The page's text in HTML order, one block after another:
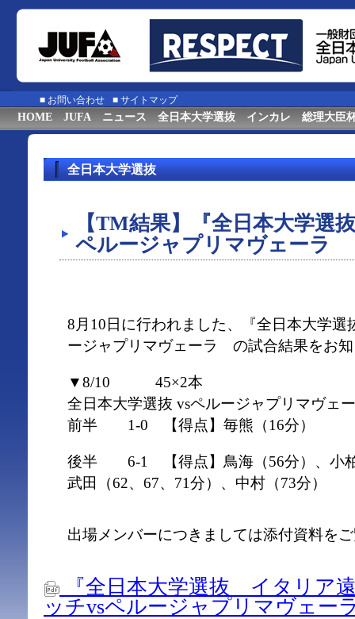
■ お問い合わせ ■ サイトマップ
HOME JUFA ニュース 全日本大学選抜 インカレ 総理大臣
全日本大学選抜
【TM結果】『全日本大学選
ペルージャプリマヴェーラ
8月10日に行われました、『全日本大学
ージャプリマヴェーラ の試合結果をお
▼8/10 45×2本
全日本大学選抜 vsペルージャプリマヴェ
前半 1-0 【得点】毎熊（16分）
後半 6-1 【得点】鳥海（56分）、小
武田（62、67、71分）、中村（73分）
出場メンバーにつきましては添付資料を
『全日本大学選抜 イタリア
ッチvsペルージャプリマヴェー